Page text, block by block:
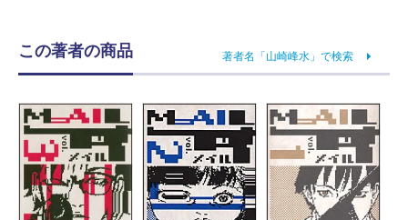
この著者の商品 著者名「山崎峰水」で検索